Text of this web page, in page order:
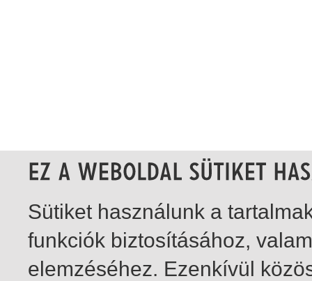
Sütiket használunk a
funkciók biztosításához,
elemzéséhez. Ezenkívül